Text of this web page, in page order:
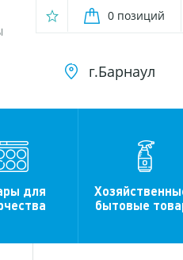
0 позиций
г.Барнаул
для
бытовые